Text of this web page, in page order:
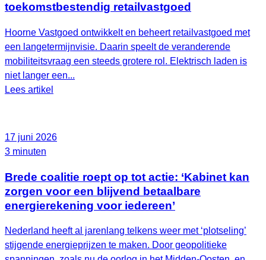
toekomstbestendig retailvastgoed
Hoorne Vastgoed ontwikkelt en beheert retailvastgoed met
een langetermijnvisie. Daarin speelt de veranderende
mobiliteitsvraag een steeds grotere rol. Elektrisch laden is
niet langer een...
Lees artikel
17 juni 2026
3 minuten
Brede coalitie roept op tot actie: ‘Kabinet kan
zorgen voor een blijvend betaalbare
energierekening voor iedereen’
Nederland heeft al jarenlang telkens weer met ‘plotseling’
stijgende energieprijzen te maken. Door geopolitieke